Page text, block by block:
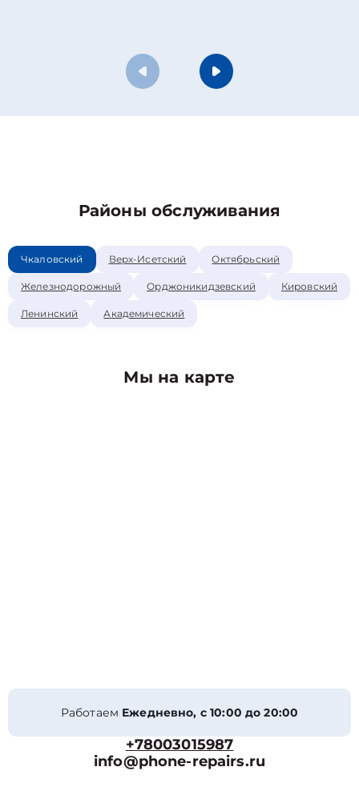
Районы обслуживания
Чкаловский Верх-Исетский Октябрьский
Железнодорожный Орджоникидзевский Кировский
Ленинский Академический
Мы на карте
Работаем Ежедневно, с 10:00 до 20:00
+78003015987
info@phone-repairs.ru